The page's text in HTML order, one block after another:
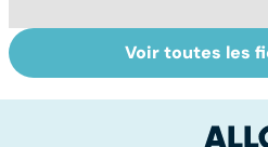
Troubles de la
vue : et si c'était
Voir toutes les